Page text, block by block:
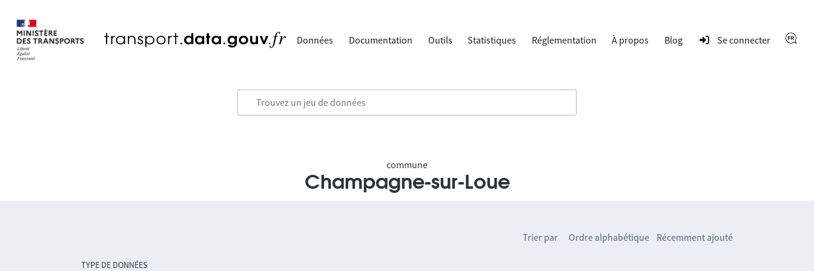
Données Documentation Outils Statistiques Réglementation À propos Blog Se connecter
commune
Champagne-sur-Loue
TYPE DE DONNÉES
Trier par Ordre alphabétique Récemment ajouté